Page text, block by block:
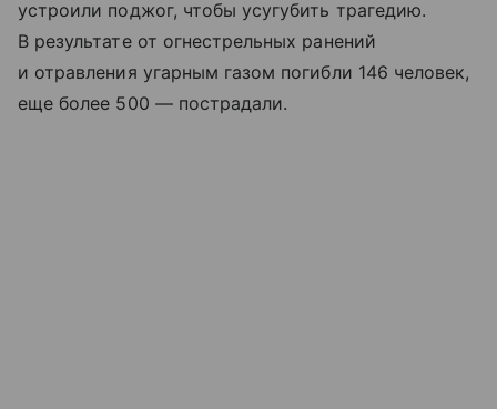
устроили поджог, чтобы усугубить трагедию.
В результате от огнестрельных ранений
и отравления угарным газом погибли 146 человек,
еще более 500 — пострадали.